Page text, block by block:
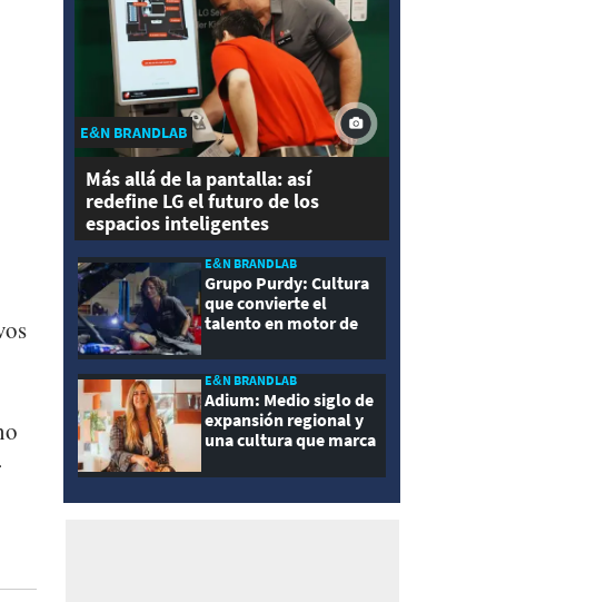
E&N BRANDLAB
Más allá de la pantalla: así
redefine LG el futuro de los
espacios inteligentes
E&N BRANDLAB
Grupo Purdy: Cultura
que convierte el
talento en motor de
E&N BRANDLAB
Adium: Medio siglo de
expansión regional y
una cultura que marca